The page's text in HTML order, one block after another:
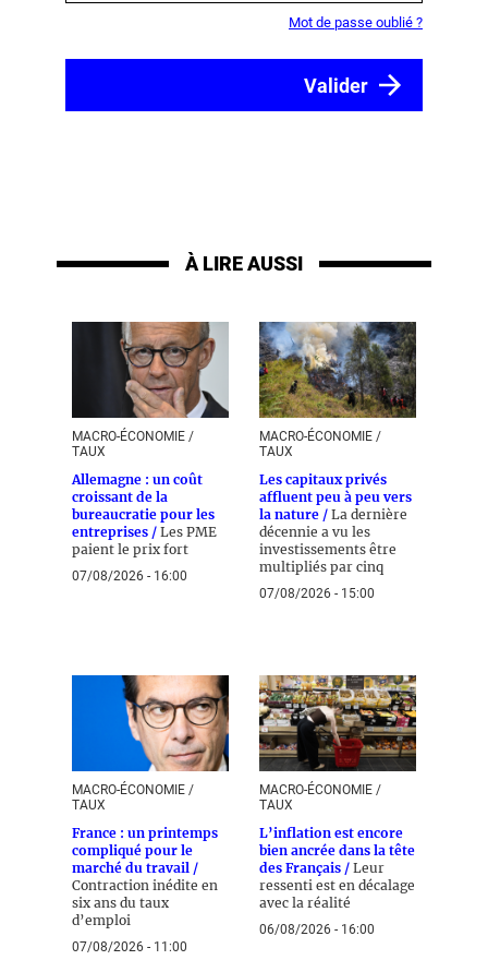
Mot de passe oublié ?
À LIRE AUSSI
MACRO-ÉCONOMIE /
TAUX
Allemagne : un coût
croissant de la
bureaucratie pour les
entreprises / Les PME
paient le prix fort
07/08/2026 - 16:00
MACRO-ÉCONOMIE /
TAUX
Les capitaux privés
affluent peu à peu vers
la nature / La dernière
décennie a vu les
investissements être
multipliés par cinq
07/08/2026 - 15:00
MACRO-ÉCONOMIE /
TAUX
France : un printemps
compliqué pour le
marché du travail /
Contraction inédite en
six ans du taux
d’emploi
07/08/2026 - 11:00
MACRO-ÉCONOMIE /
TAUX
L’inflation est encore
bien ancrée dans la tête
des Français / Leur
ressenti est en décalage
avec la réalité
06/08/2026 - 16:00